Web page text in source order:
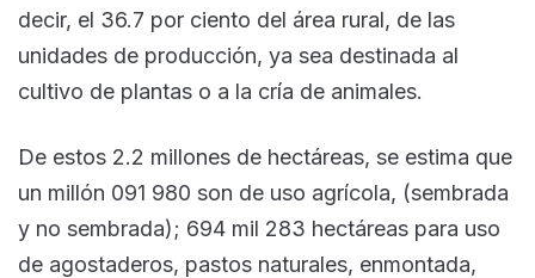
decir, el 36.7 por ciento del área rural, de las
unidades de producción, ya sea destinada al
cultivo de plantas o a la cría de animales.
De estos 2.2 millones de hectáreas, se estima que
un millón 091 980 son de uso agrícola, (sembrada
y no sembrada); 694 mil 283 hectáreas para uso
de agostaderos, pastos naturales, enmontada,